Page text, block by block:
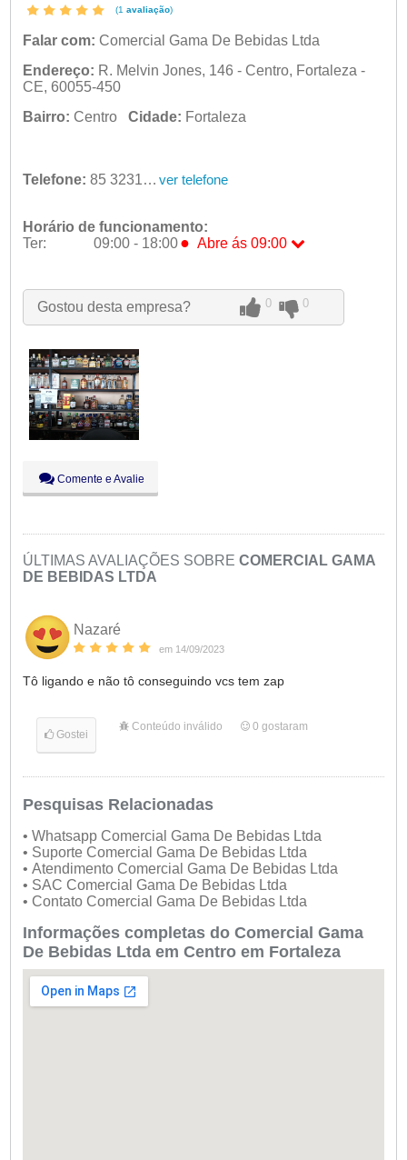
(1 avaliação)
Falar com: Comercial Gama De Bebidas Ltda
Endereço: R. Melvin Jones, 146 - Centro, Fortaleza -
CE, 60055-450
Bairro: Centro Cidade: Fortaleza
Telefone: 85 3231-2087 ver telefone
Horário de funcionamento:
Ter:
09:00 - 18:00 ● Abre ás 09:00
Qua:
09:00 - 18:00
Qui:
09:00 - 18:00
Sáb:
Fechado
Dom:
Fechado
Gostou desta empresa? 0 0
Comente e Avalie
ÚLTIMAS AVALIAÇÕES SOBRE COMERCIAL GAMA
DE BEBIDAS LTDA
Nazaré
em 14/09/2023
Tô ligando e não tô conseguindo vcs tem zap
Gostei
Conteúdo inválido 0 gostaram
Pesquisas Relacionadas
• Whatsapp Comercial Gama De Bebidas Ltda
• Suporte Comercial Gama De Bebidas Ltda
• Atendimento Comercial Gama De Bebidas Ltda
• SAC Comercial Gama De Bebidas Ltda
• Contato Comercial Gama De Bebidas Ltda
Informações completas do Comercial Gama
De Bebidas Ltda em Centro em Fortaleza